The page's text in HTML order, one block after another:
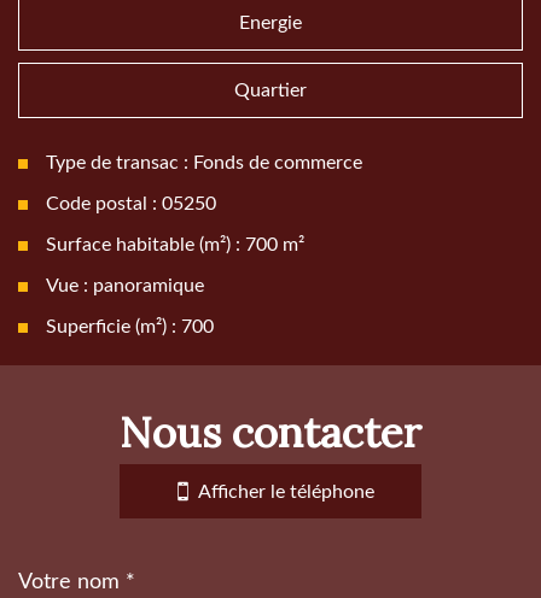
Energie
Quartier
Type de transac : Fonds de commerce
Code postal : 05250
Surface habitable (m²) : 700 m²
Vue : panoramique
Superficie (m²) : 700
la ville de super devoluy (05250)
nous contacter
Afficher le téléphone